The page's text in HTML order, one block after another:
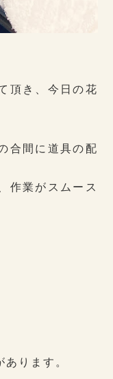
頂き、今日の花
合間に道具の配
作業がスムース
ります。